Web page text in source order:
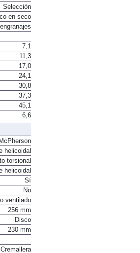
7
Selección
en seco
7,1
11,3
17,0
24,1
30,8
37,3
45,1
helicoidal
torsional
helicoidal
Sí
No
ventilado
256 mm
Disco